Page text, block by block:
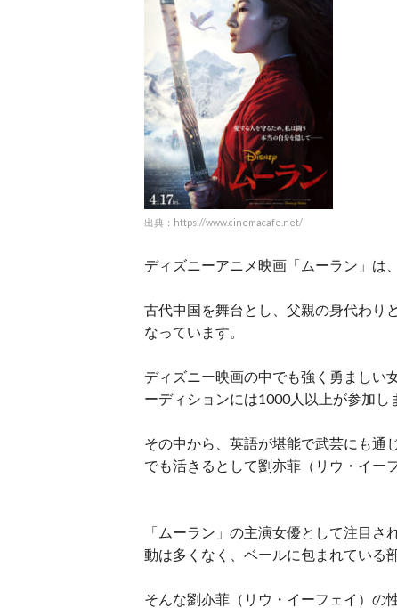
出典：https://www.cinemacafe.net/
ディズニーアニメ映画「ムーラン」は
古代中国を舞台とし、父親の身代わり
なっています。
ディズニー映画の中でも強く勇ましい
ーディションには1000人以上が参加し
その中から、英語が堪能で武芸にも通
でも活きるとして劉亦菲（リウ・イー
「ムーラン」の主演女優として注目
動は多くなく、ベールに包まれている
そんな劉亦菲（リウ・イーフェイ）の